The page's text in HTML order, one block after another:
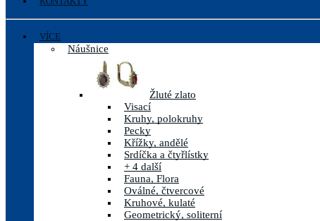
VÍCE
Náušnice
Žluté zlato
Visací
Kruhy, polokruhy
Pecky
Křížky, andělé
Srdíčka a čtyřlístky
+ 4 další
Fauna, Flora
Oválné, čtvercové
Kruhové, kulaté
Geometrický, soliterní